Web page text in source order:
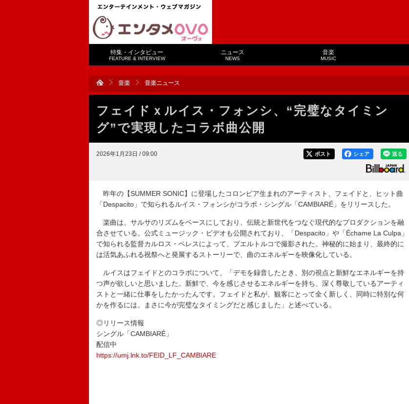
特集・インタビュー
FEATURE & INTERVIEW
ニュース
NEWS
音楽
MUSIC
音楽 音楽ニュース
フェイドｘルイス・フォンシ、“完璧なタイミン
グ”で実現したコラボ曲公開
2026年1月23日 / 09:00 送る
シェア
ポスト
昨年の【SUMMER SONIC】に登場したコロンビア生まれのアーティスト、フェイドと、ヒット曲
「Despacito」で知られるルイス・フォンシがコラボ・シングル「CAMBIARÉ」をリリースした。
楽曲は、サルサのリズムをベースにしており、伝統と新世代をつなぐ現代的なプロダクションを融
合させている。公式ミュージック・ビデオも公開されており、「Despacito」や「Échame La Culpa」
で知られる監督カルロス・ペレスによって、プエルトルコで撮影された。神秘的に始まり、最終的に
は活気あふれる祝祭へと発展するストーリーで、曲のエネルギーを映像化している。
ルイスはフェイドとのコラボについて、「デモを録音したとき、別の視点と新鮮なエネルギーを持
つ声が欲しいと思いました。新鮮で、今を感じさせるエネルギーを持ち、深く尊敬しているアーティ
ストと一緒に仕事をしたかったんです。フェイドと私が、観客にとって全く新しく、同時に特別な何
かを作るには、まさに今が完璧なタイミングだと感じました」と述べている。
◎リリース情報
シングル「CAMBIARÉ」
配信中
https://umj.lnk.to/FEID_LF_CAMBIARE